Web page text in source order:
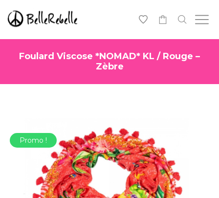
Foulard Viscose *NOMAD* KL / Rouge –
Zèbre
Promo !